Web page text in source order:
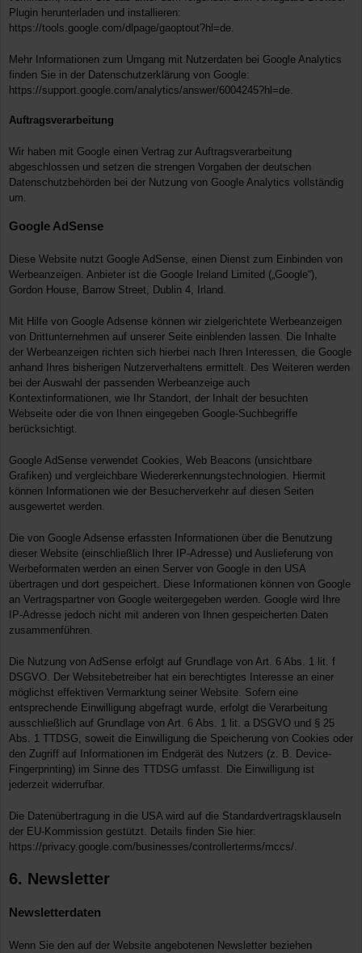
Plugin herunterladen und installieren:
https://tools.google.com/dlpage/gaoptout?hl=de.
Mehr Informationen zum Umgang mit Nutzerdaten bei Google Analytics
finden Sie in der Datenschutzerklärung von Google:
https://support.google.com/analytics/answer/6004245?hl=de.
Auftragsverarbeitung
Wir haben mit Google einen Vertrag zur Auftragsverarbeitung
abgeschlossen und setzen die strengen Vorgaben der deutschen
Datenschutzbehörden bei der Nutzung von Google Analytics vollständig
um.
Google AdSense
Diese Website nutzt Google AdSense, einen Dienst zum Einbinden von
Werbeanzeigen. Anbieter ist die Google Ireland Limited („Google“),
Gordon House, Barrow Street, Dublin 4, Irland.
Mit Hilfe von Google Adsense können wir zielgerichtete Werbeanzeigen
von Drittunternehmen auf unserer Seite einblenden lassen. Die Inhalte
der Werbeanzeigen richten sich hierbei nach Ihren Interessen, die Google
anhand Ihres bisherigen Nutzerverhaltens ermittelt. Des Weiteren werden
bei der Auswahl der passenden Werbeanzeige auch
Kontextinformationen, wie Ihr Standort, der Inhalt der besuchten
Webseite oder die von Ihnen eingegeben Google-Suchbegriffe
berücksichtigt.
Google AdSense verwendet Cookies, Web Beacons (unsichtbare
Grafiken) und vergleichbare Wiedererkennungstechnologien. Hiermit
können Informationen wie der Besucherverkehr auf diesen Seiten
ausgewertet werden.
Die von Google Adsense erfassten Informationen über die Benutzung
dieser Website (einschließlich Ihrer IP-Adresse) und Auslieferung von
Werbeformaten werden an einen Server von Google in den USA
übertragen und dort gespeichert. Diese Informationen können von Google
an Vertragspartner von Google weitergegeben werden. Google wird Ihre
IP-Adresse jedoch nicht mit anderen von Ihnen gespeicherten Daten
zusammenführen.
Die Nutzung von AdSense erfolgt auf Grundlage von Art. 6 Abs. 1 lit. f
DSGVO. Der Websitebetreiber hat ein berechtigtes Interesse an einer
möglichst effektiven Vermarktung seiner Website. Sofern eine
entsprechende Einwilligung abgefragt wurde, erfolgt die Verarbeitung
ausschließlich auf Grundlage von Art. 6 Abs. 1 lit. a DSGVO und § 25
Abs. 1 TTDSG, soweit die Einwilligung die Speicherung von Cookies oder
den Zugriff auf Informationen im Endgerät des Nutzers (z. B. Device-
Fingerprinting) im Sinne des TTDSG umfasst. Die Einwilligung ist
jederzeit widerrufbar.
Die Datenübertragung in die USA wird auf die Standardvertragsklauseln
der EU-Kommission gestützt. Details finden Sie hier:
https://privacy.google.com/businesses/controllerterms/mccs/
6. Newsletter
Newsletter­daten
Wenn Sie den auf der Website angebotenen Newsletter beziehen